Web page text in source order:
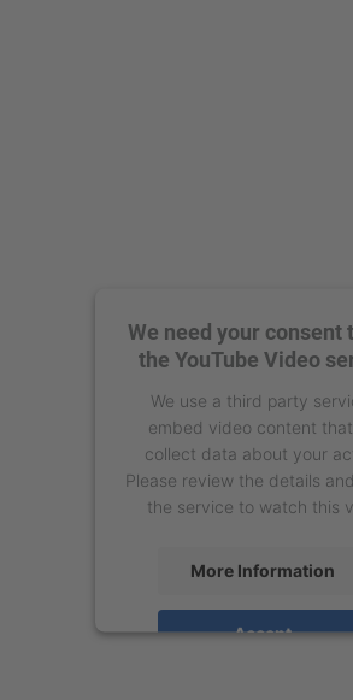
We need your consent
the YouTube Video
We use a third party
embed video content
collect data about your
Please review the details
the service to watch this
More Information
Accept